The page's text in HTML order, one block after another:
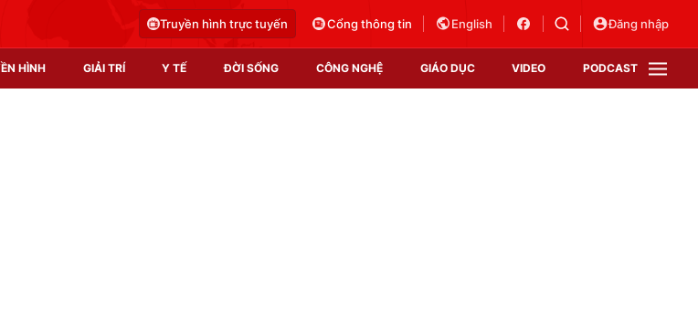
Truyền hình trực tuyến Cổng thông tin English Đăng nhập
HÌNH GIẢI TRÍ Y TẾ ĐỜI SỐNG CÔNG NGHỆ GIÁO DỤC VIDEO PODCAST